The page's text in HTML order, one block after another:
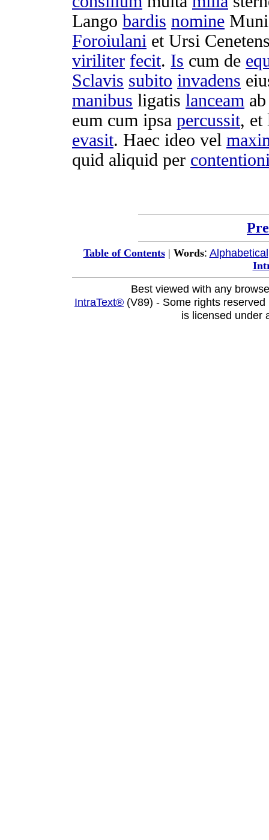
Lango bardis nomine
Foroiulani et Ursi
viriliter fecit. Is cum de
Sclavis subito invadens
manibus ligatis lanceam
eum cum ipsa percussit, et
evasit. Haec ideo vel
quid aliquid per
Table of Contents| Words: Alphabetical
Best viewed with any
IntraText® (V89) - Some rights
is licensed under